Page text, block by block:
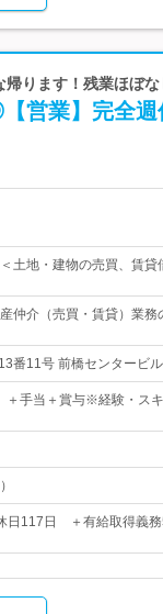
ります！残業ほぼな
営業】完全週
地・建物の売買、賃貸
仲介（売買・賃貸）業
番11号 前橋センタービ
手当＋賞与※経験・ス
日117日 ＋有給取得義